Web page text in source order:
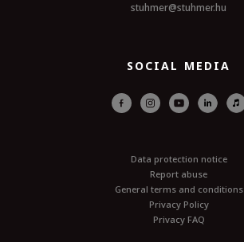
stuhmer@stuhmer.hu
SOCIAL MEDIA
Data protection notice
Report abuse
General terms and conditions
Privacy Policy
Privacy FAQ